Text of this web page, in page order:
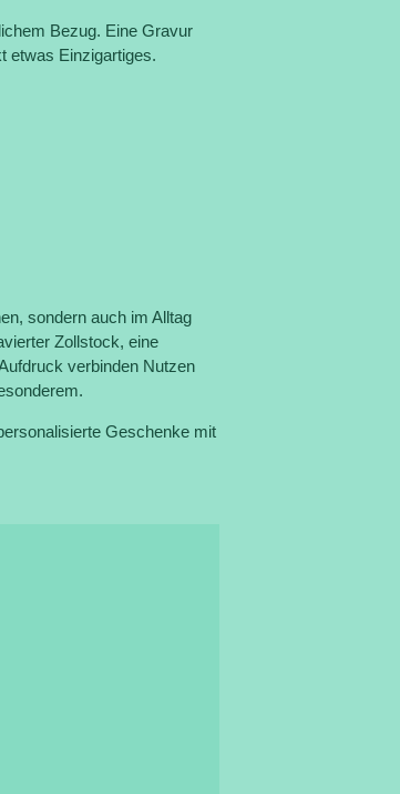
Bezug. Eine Gravur
etwas Einzigartiges.
sondern auch im Alltag
Zollstock, eine
verbinden Nutzen
Geschenke mit